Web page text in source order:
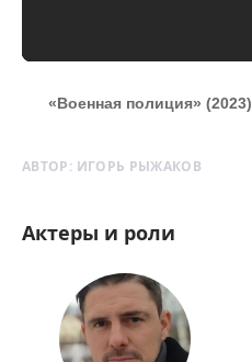
«Военная полиция» (2023)
АВТОР: ИГОРЬ РЫЖАКОВ
Актеры и роли